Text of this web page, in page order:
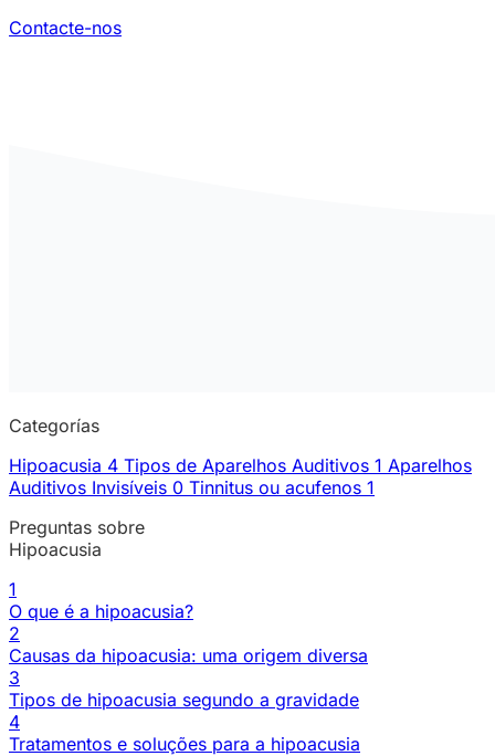
Contacte-nos
Categorías
Hipoacusia 4 Tipos de Aparelhos Auditivos 1 Aparelhos
Auditivos Invisíveis 0 Tinnitus ou acufenos 1
Preguntas sobre
Hipoacusia
1
O que é a hipoacusia?
2
Causas da hipoacusia: uma origem diversa
3
Tipos de hipoacusia segundo a gravidade
4
Tratamentos e soluções para a hipoacusia